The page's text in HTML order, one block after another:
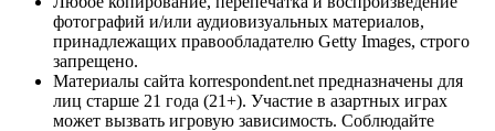
фотографий и/или аудиовизуальных материалов,
принадлежащих правообладателю Getty Images, строго
запрещено.
Материалы сайта korrespondent.net предназначены для
лиц старше 21 года (21+). Участие в азартных играх
может вызвать игровую зависимость. Соблюдайте